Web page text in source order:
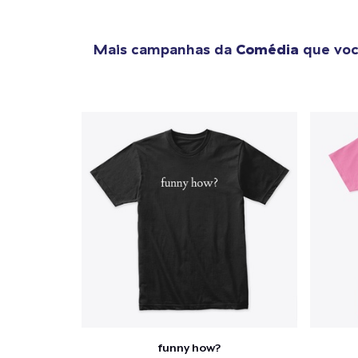
Mais campanhas da Comédia que
funny how?